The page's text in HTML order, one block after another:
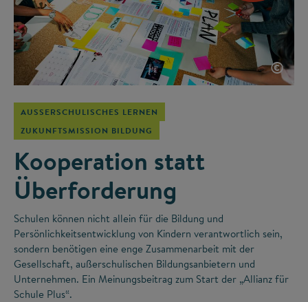
©
AUSSERSCHULISCHES LERNEN
ZUKUNFTSMISSION BILDUNG
Kooperation statt
Überforderung
Schulen können nicht allein für die Bildung und
Persönlichkeitsentwicklung von Kindern verantwortlich sein,
sondern benötigen eine enge Zusammenarbeit mit der
Gesellschaft, außerschulischen Bildungsanbietern und
Unternehmen. Ein Meinungsbeitrag zum Start der „Allianz für
Schule Plus“.